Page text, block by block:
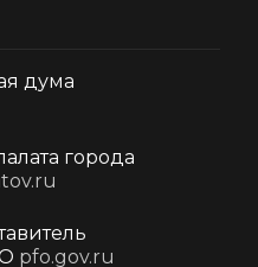
дума
города
pfo.gov.ru